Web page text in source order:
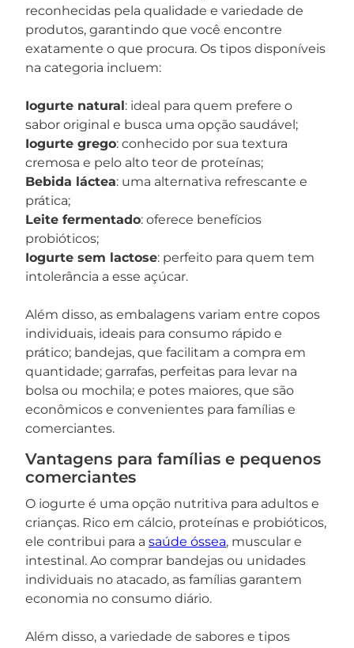
reconhecidas pela qualidade e variedade de
produtos, garantindo que você encontre
exatamente o que procura. Os tipos disponíveis
na categoria incluem:
Iogurte natural: ideal para quem prefere o
sabor original e busca uma opção saudável;
Iogurte grego: conhecido por sua textura
cremosa e pelo alto teor de proteínas;
Bebida láctea: uma alternativa refrescante e
prática;
Leite fermentado: oferece benefícios
probióticos;
Iogurte sem lactose: perfeito para quem tem
intolerância a esse açúcar.
Além disso, as embalagens variam entre copos
individuais, ideais para consumo rápido e
prático; bandejas, que facilitam a compra em
quantidade; garrafas, perfeitas para levar na
bolsa ou mochila; e potes maiores, que são
econômicos e convenientes para famílias e
comerciantes.
Vantagens para famílias e pequenos
comerciantes
O iogurte é uma opção nutritiva para adultos e
crianças. Rico em cálcio, proteínas e probióticos,
ele contribui para a saúde óssea, muscular e
intestinal. Ao comprar bandejas ou unidades
individuais no atacado, as famílias garantem
economia no consumo diário.
Além disso, a variedade de sabores e tipos